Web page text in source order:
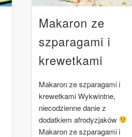
Makaron ze
szparagami i
krewetkami
Makaron ze szparagami i
krewetkami Wykwintne,
niecodzienne danie z
dodatkiem afrodyzjaków
Makaron ze szparagami i